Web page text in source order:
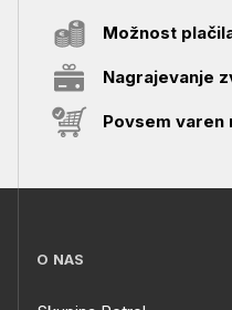
Možnost
Nagrajevanje
Povsem varen
O NAS